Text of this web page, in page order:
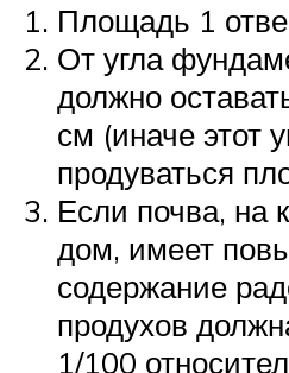
Площадь 1
От угла
должно
см (иначе этот
продуваться
Если почва, на
дом, имеет
содержание
продухов
1/100